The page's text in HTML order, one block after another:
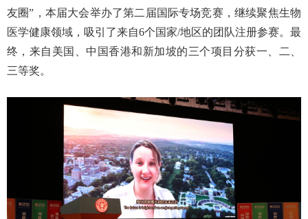
友圈”，本届大会举办了第二届国际专场竞赛，继续聚焦生物
医学健康领域，吸引了来自6个国家/地区的团队注册参赛。最
终，来自美国、中国香港和新加坡的三个项目分获一、二、
三等奖。